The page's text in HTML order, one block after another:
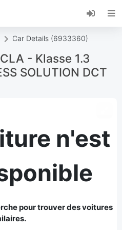
eCarsTrade, ajoutez-
et recevez des mises
Car Details (6933360)
- Klasse 1.3
SOLUTION DCT
n'est
pour trouver des voitures